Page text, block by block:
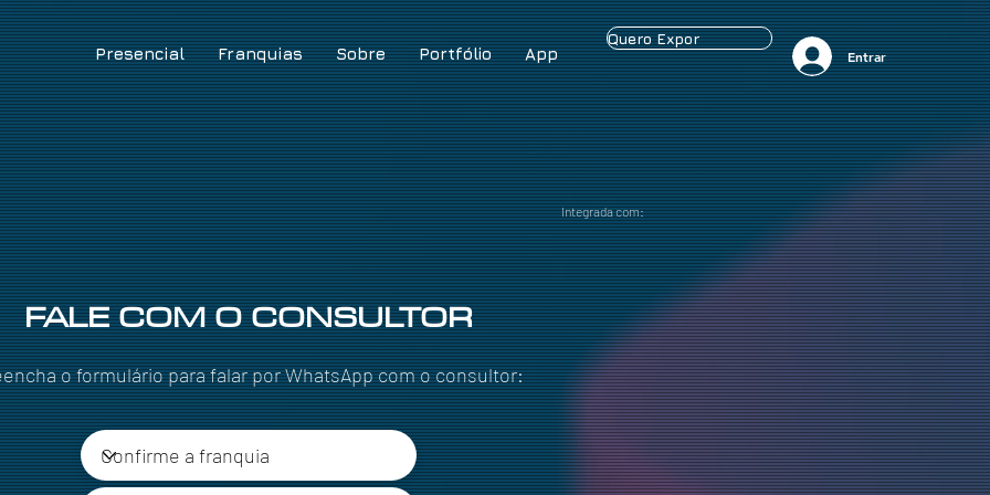
Presencial Franquias Sobre Portfólio App
Quero Expor
Entrar
Integrada com:
FALE COM O CONSULTOR
o formulário para falar por WhatsApp com o consultor: